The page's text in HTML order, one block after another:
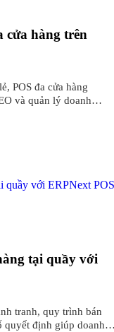
cửa hàng trên
POS đa cửa hàng
và quản lý doanh
tại quầy với
tranh, quy trình bán
quyết định giúp doanh